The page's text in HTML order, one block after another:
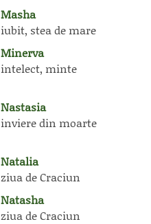
Masha
iubit, stea de mare
Minerva
intelect, minte
Nastasia
inviere din moarte
Natalia
ziua de Craciun
Natasha
ziua de Craciun